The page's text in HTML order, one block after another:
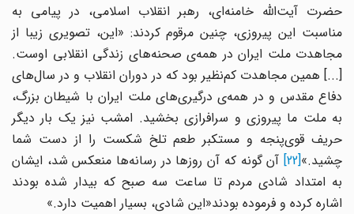
حضرت آیت‌الله خامنه‌ای، رهبر انقلاب اسلامی، در پیامی به
مناسبت این پیروزی، چنین مرقوم کردند: «این، تصویری زیبا از
مجاهدت ملت ایران در همه‌ی صحنه‌های زندگی انقلابی اوست.
[...] همین مجاهدت کم‌نظیر بود که در دوران انقلاب و در سال‌های
دفاع مقدس و در همه‌ی درگیری‌های ملت ایران با شیطان بزرگ،
به ملت ما پیروزی و سرافرازی بخشید. امشب نیز یک بار دیگر
حریف قوی‌پنجه و مستکبر طعم تلخ شکست را از دست شما
چشید.»[22]
آن گونه که آن روزها در رسانه‌ها منعکس شد، ایشان
به امتداد شادی مردم تا ساعت سه صبح که بیدار شده بودند
اشاره کرده و فرموده بودند«این شادى، بسیار اهمیت دارد.»